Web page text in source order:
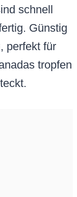
schnell
Günstig
perfekt für
tropfen